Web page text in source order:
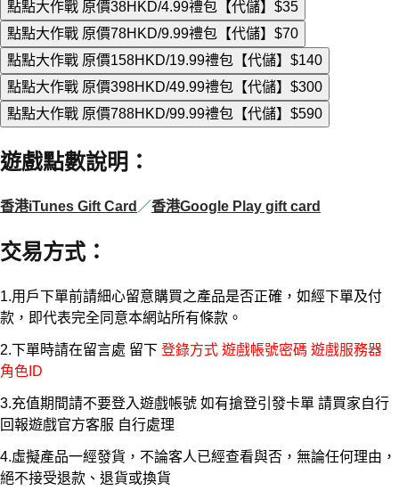
點點大作戰 原價38HKD/4.99禮包【代儲】 $35
點點大作戰 原價78HKD/9.99禮包【代儲】 $70
點點大作戰 原價158HKD/19.99禮包【代儲】 $140
點點大作戰 原價398HKD/49.99禮包【代儲】 $300
點點大作戰 原價788HKD/99.99禮包【代儲】 $590
遊戲點數說明 ：
香港iTunes Gift Card ／香港Google Play gift card
交易方式：
1.用戶下單前請細心留意購買之產品是否正確，如經下單及付
款，即代表完全同意本網站所有條款。
2.下單時請在留言處 留下 登錄方式 遊戲帳號密碼 遊戲服務器
角色ID
3.充值期間請不要登入遊戲帳號 如有搶登引發卡單 請買家自行
回報遊戲官方客服 自行處理
4.虛擬產品一經發貨，不論客人已經查看與否，無論任何理由，
絕不接受退款、退貨或換貨